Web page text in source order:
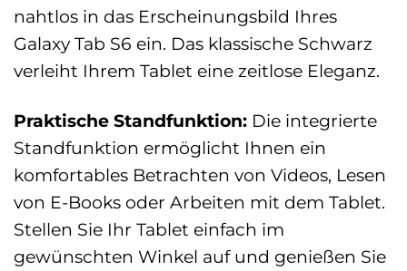
nahtlos in das Erscheinungsbild Ihres
Galaxy Tab S6 ein. Das klassische Schwarz
verleiht Ihrem Tablet eine zeitlose Eleganz.
Praktische Standfunktion: Die integrierte
Standfunktion ermöglicht Ihnen ein
komfortables Betrachten von Videos, Lesen
von E-Books oder Arbeiten mit dem Tablet.
Stellen Sie Ihr Tablet einfach im
gewünschten Winkel auf und genießen Sie